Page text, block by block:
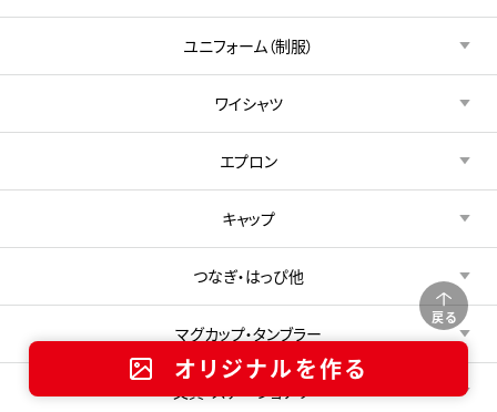
戻る
オリジナルを作る
ユニフォーム（制服）
ワイシャツ
エプロン
キャップ
つなぎ・はっぴ他
マグカップ・タンブラー